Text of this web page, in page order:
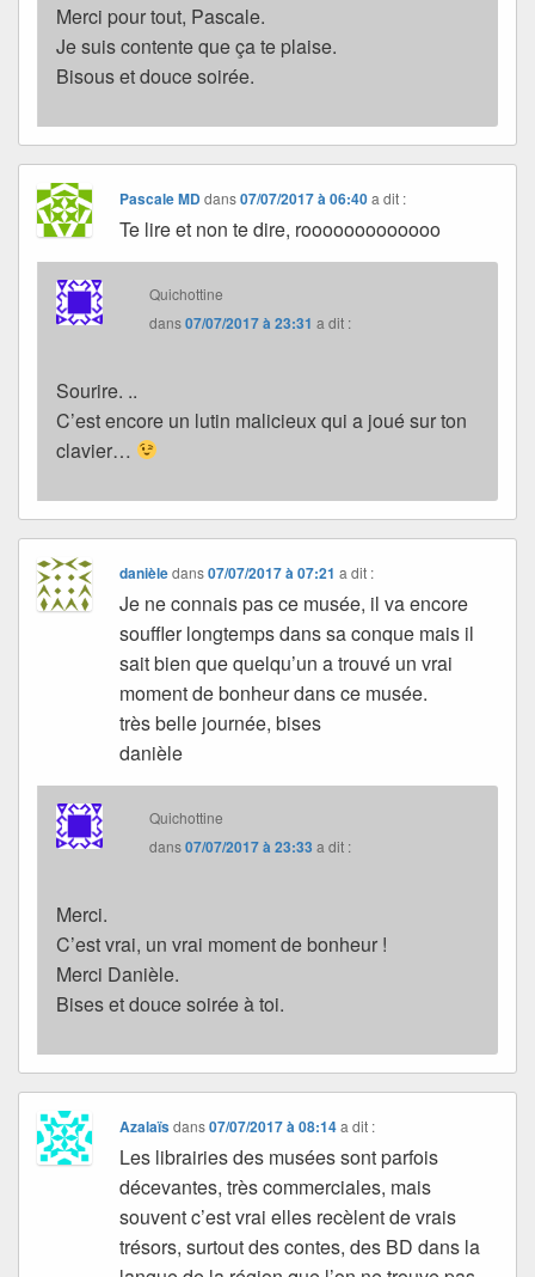
Merci pour tout, Pascale.
Je suis contente que ça te plaise.
Bisous et douce soirée.
Pascale MDdans07/07/2017 à 06:40 a dit :
Te lire et non te dire, rooooooooooooo
Quichottine
dans07/07/2017 à 23:31 a dit :
Sourire. ..
C’est encore un lutin malicieux qui a joué sur ton
clavier…
danièledans07/07/2017 à 07:21 a dit :
Je ne connais pas ce musée, il va encore
souffler longtemps dans sa conque mais il
sait bien que quelqu’un a trouvé un vrai
moment de bonheur dans ce musée.
très belle journée, bises
danièle
Quichottine
dans07/07/2017 à 23:33 a dit :
Merci.
C’est vrai, un vrai moment de bonheur !
Merci Danièle.
Bises et douce soirée à toi.
Azalaïsdans07/07/2017 à 08:14 a dit :
Les librairies des musées sont parfois
décevantes, très commerciales, mais
souvent c’est vrai elles recèlent de vrais
trésors, surtout des contes, des BD dans la